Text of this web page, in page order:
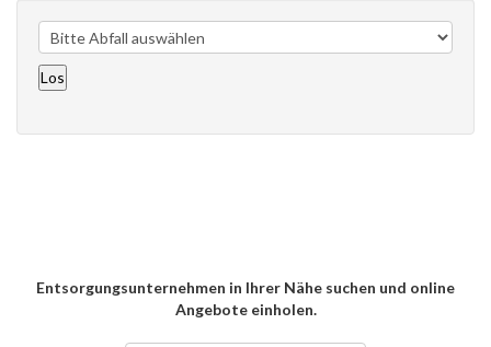
Entsorgungsunternehmen in Ihrer Nähe suchen und online
Angebote einholen.